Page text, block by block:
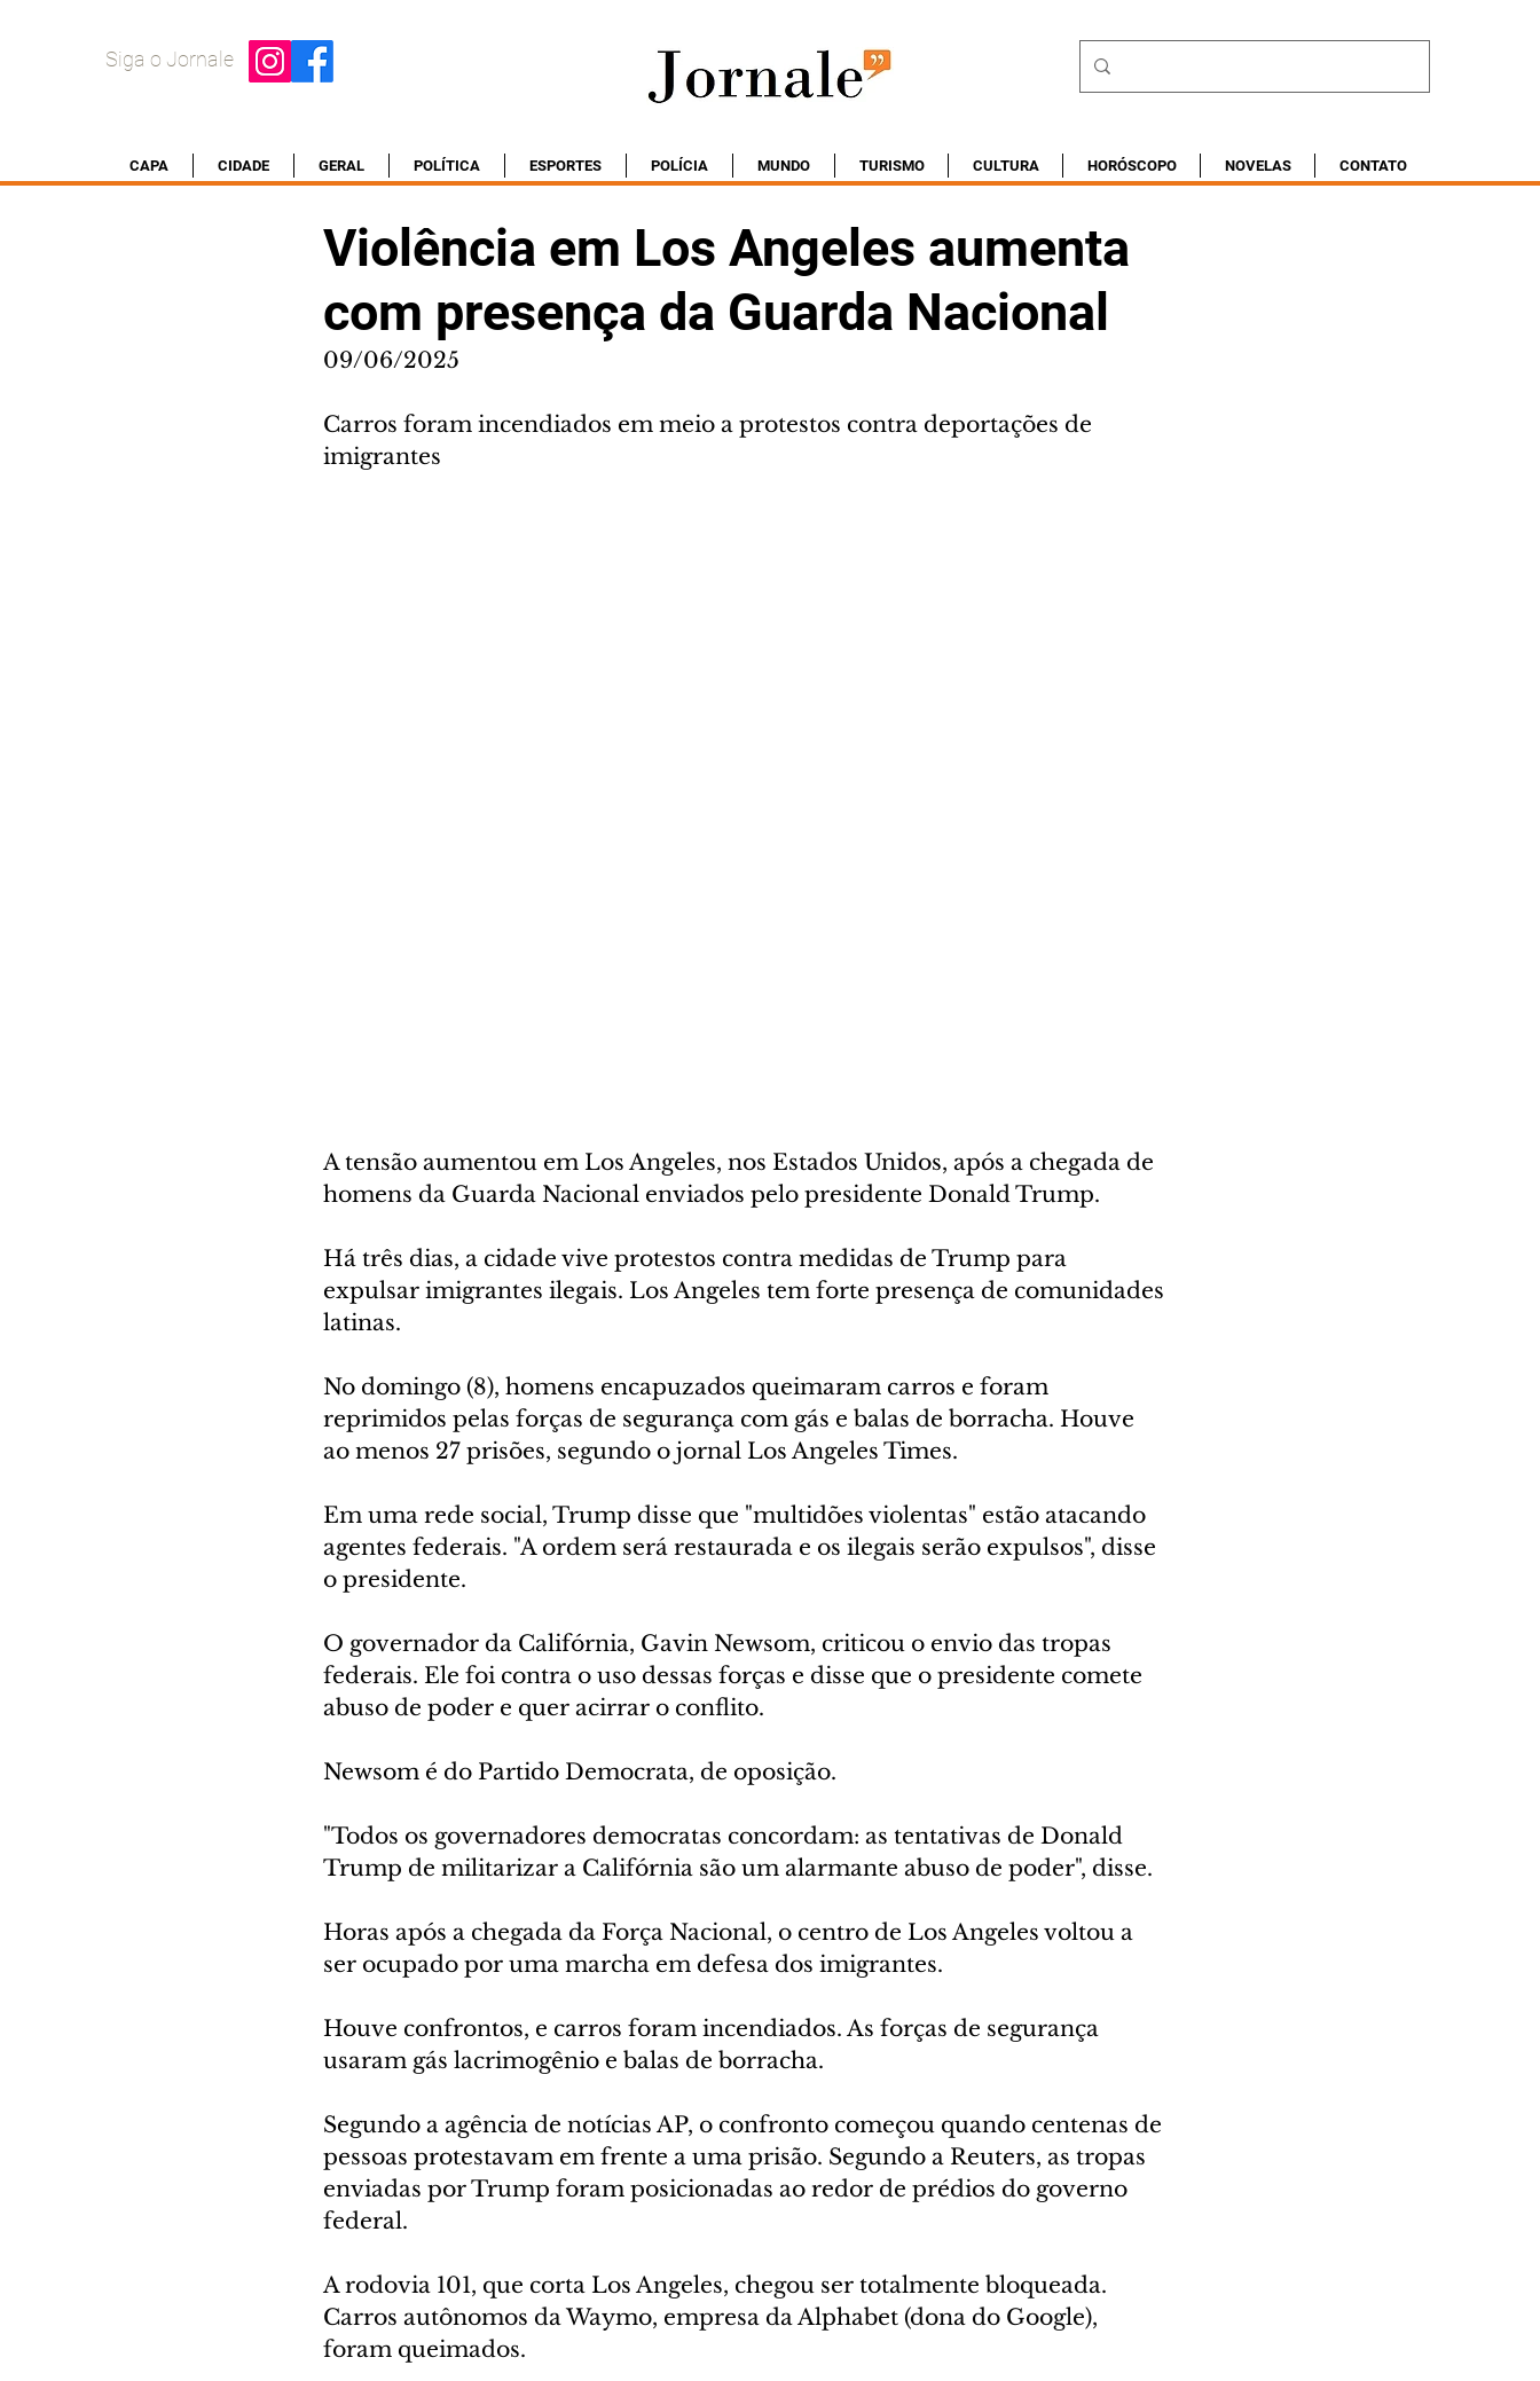
Siga o Jornale
CAPA CIDADE GERAL POLÍTICA ESPORTES POLÍCIA MUNDO TURISMO CULTURA HORÓSCOPO NOVELAS CONTATO
Violência em Los Angeles aumenta
com presença da Guarda Nacional
09/06/2025
Carros foram incendiados em meio a protestos contra deportações de
imigrantes
A tensão aumentou em Los Angeles, nos Estados Unidos, após a chegada de
homens da Guarda Nacional enviados pelo presidente Donald Trump.
Há três dias, a cidade vive protestos contra medidas de Trump para
expulsar imigrantes ilegais. Los Angeles tem forte presença de comunidades
latinas.
No domingo (8), homens encapuzados queimaram carros e foram
reprimidos pelas forças de segurança com gás e balas de borracha. Houve
ao menos 27 prisões, segundo o jornal Los Angeles Times.
Em uma rede social, Trump disse que "multidões violentas" estão atacando
agentes federais. "A ordem será restaurada e os ilegais serão expulsos", disse
o presidente.
O governador da Califórnia, Gavin Newsom, criticou o envio das tropas
federais. Ele foi contra o uso dessas forças e disse que o presidente comete
abuso de poder e quer acirrar o conflito.
Newsom é do Partido Democrata, de oposição.
"Todos os governadores democratas concordam: as tentativas de Donald
Trump de militarizar a Califórnia são um alarmante abuso de poder", disse.
Horas após a chegada da Força Nacional, o centro de Los Angeles voltou a
ser ocupado por uma marcha em defesa dos imigrantes.
Houve confrontos, e carros foram incendiados. As forças de segurança
usaram gás lacrimogênio e balas de borracha.
Segundo a agência de notícias AP, o confronto começou quando centenas de
pessoas protestavam em frente a uma prisão. Segundo a Reuters, as tropas
enviadas por Trump foram posicionadas ao redor de prédios do governo
federal.
A rodovia 101, que corta Los Angeles, chegou ser totalmente bloqueada.
Carros autônomos da Waymo, empresa da Alphabet (dona do Google),
foram queimados.